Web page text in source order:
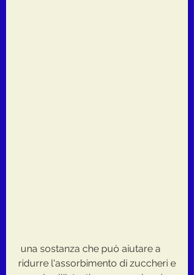
ridurre l'assorbimento di zuccheri e